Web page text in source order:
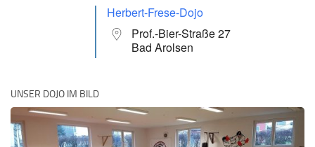
Herbert-Frese-Dojo
Prof.-Bier-Straße 27
Bad Arolsen
UNSER DOJO IM BILD